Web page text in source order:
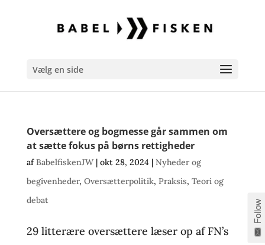
Vælg en side
Oversættere og bogmesse går sammen om
at sætte fokus på børns rettigheder
afBabelfiskenJW| okt 28, 2024 | Nyheder og
begivenheder, Oversætterpolitik, Praksis, Teori og
debat
29 litterære oversættere læser op af FN’s
Follow